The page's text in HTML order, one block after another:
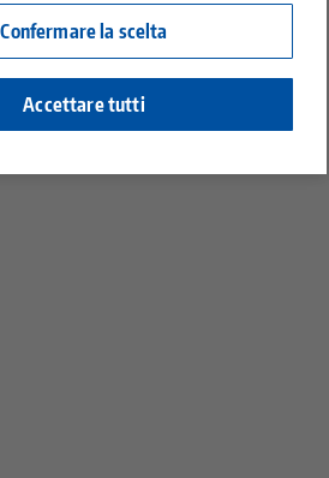
Confermare la scelta
Accettare tutti